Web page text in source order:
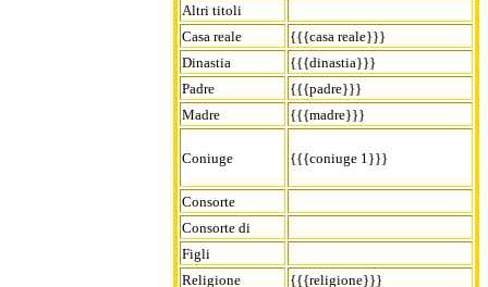
Altri titoli
Casa reale
{{{casa reale}}}
Dinastia
{{{dinastia}}}
Padre
{{{padre}}}
Madre
{{{madre}}}
Coniuge {{{coniuge 1}}}
Consorte
Consorte di
Figli
Religione
{{{religione}}}